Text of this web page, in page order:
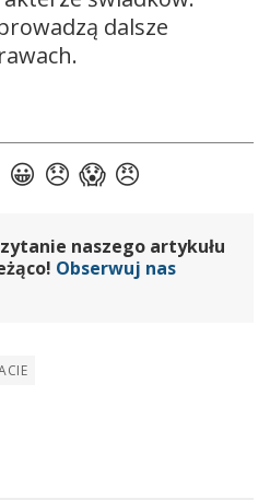
dalsze
naszego artykułu
Obserwuj nas